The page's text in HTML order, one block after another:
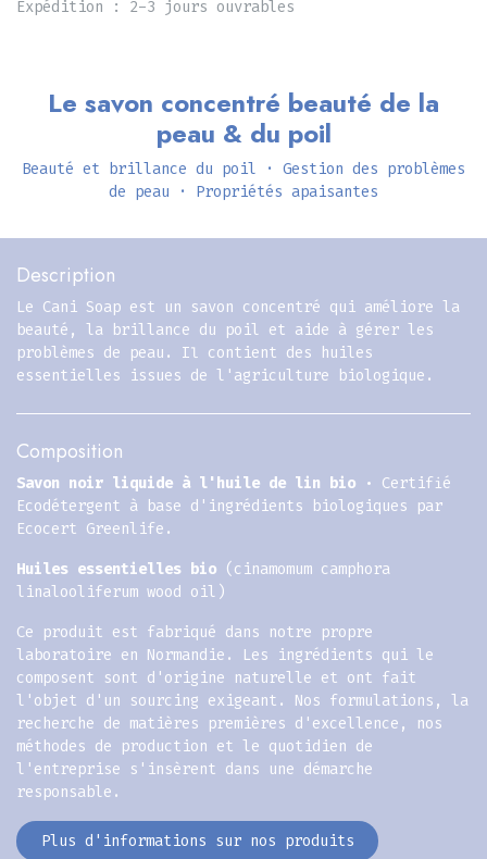
Expédition : 2-3 jours ouvrables
Le savon concentré beauté de la
peau & du poil
Beauté et brillance du poil · Gestion des problèmes
de peau · Propriétés apaisantes
Description
Le Cani Soap est un savon concentré qui améliore la
beauté, la brillance du poil et aide à gérer les
problèmes de peau. Il contient des huiles
essentielles issues de l'agriculture biologique.
Composition
Savon noir liquide à l'huile de lin bio · Certifié
Ecodétergent à base d'ingrédients biologiques par
Ecocert Greenlife.
Huiles essentielles bio (cinamomum camphora
linalooliferum wood oil)
Ce produit est fabriqué dans notre propre
laboratoire en Normandie. Les ingrédients qui le
composent sont d'origine naturelle et ont fait
l'objet d'un sourcing exigeant. Nos formulations, la
recherche de matières premières d'excellence, nos
méthodes de production et le quotidien de
l'entreprise s'insèrent dans une démarche
responsable.​
Plus d'informations sur nos produits